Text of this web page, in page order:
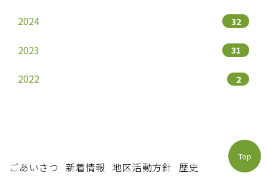
2024 32
2023 31
2022 2
ごあいさつ 新着情報 地区活動方針 歴史
Top